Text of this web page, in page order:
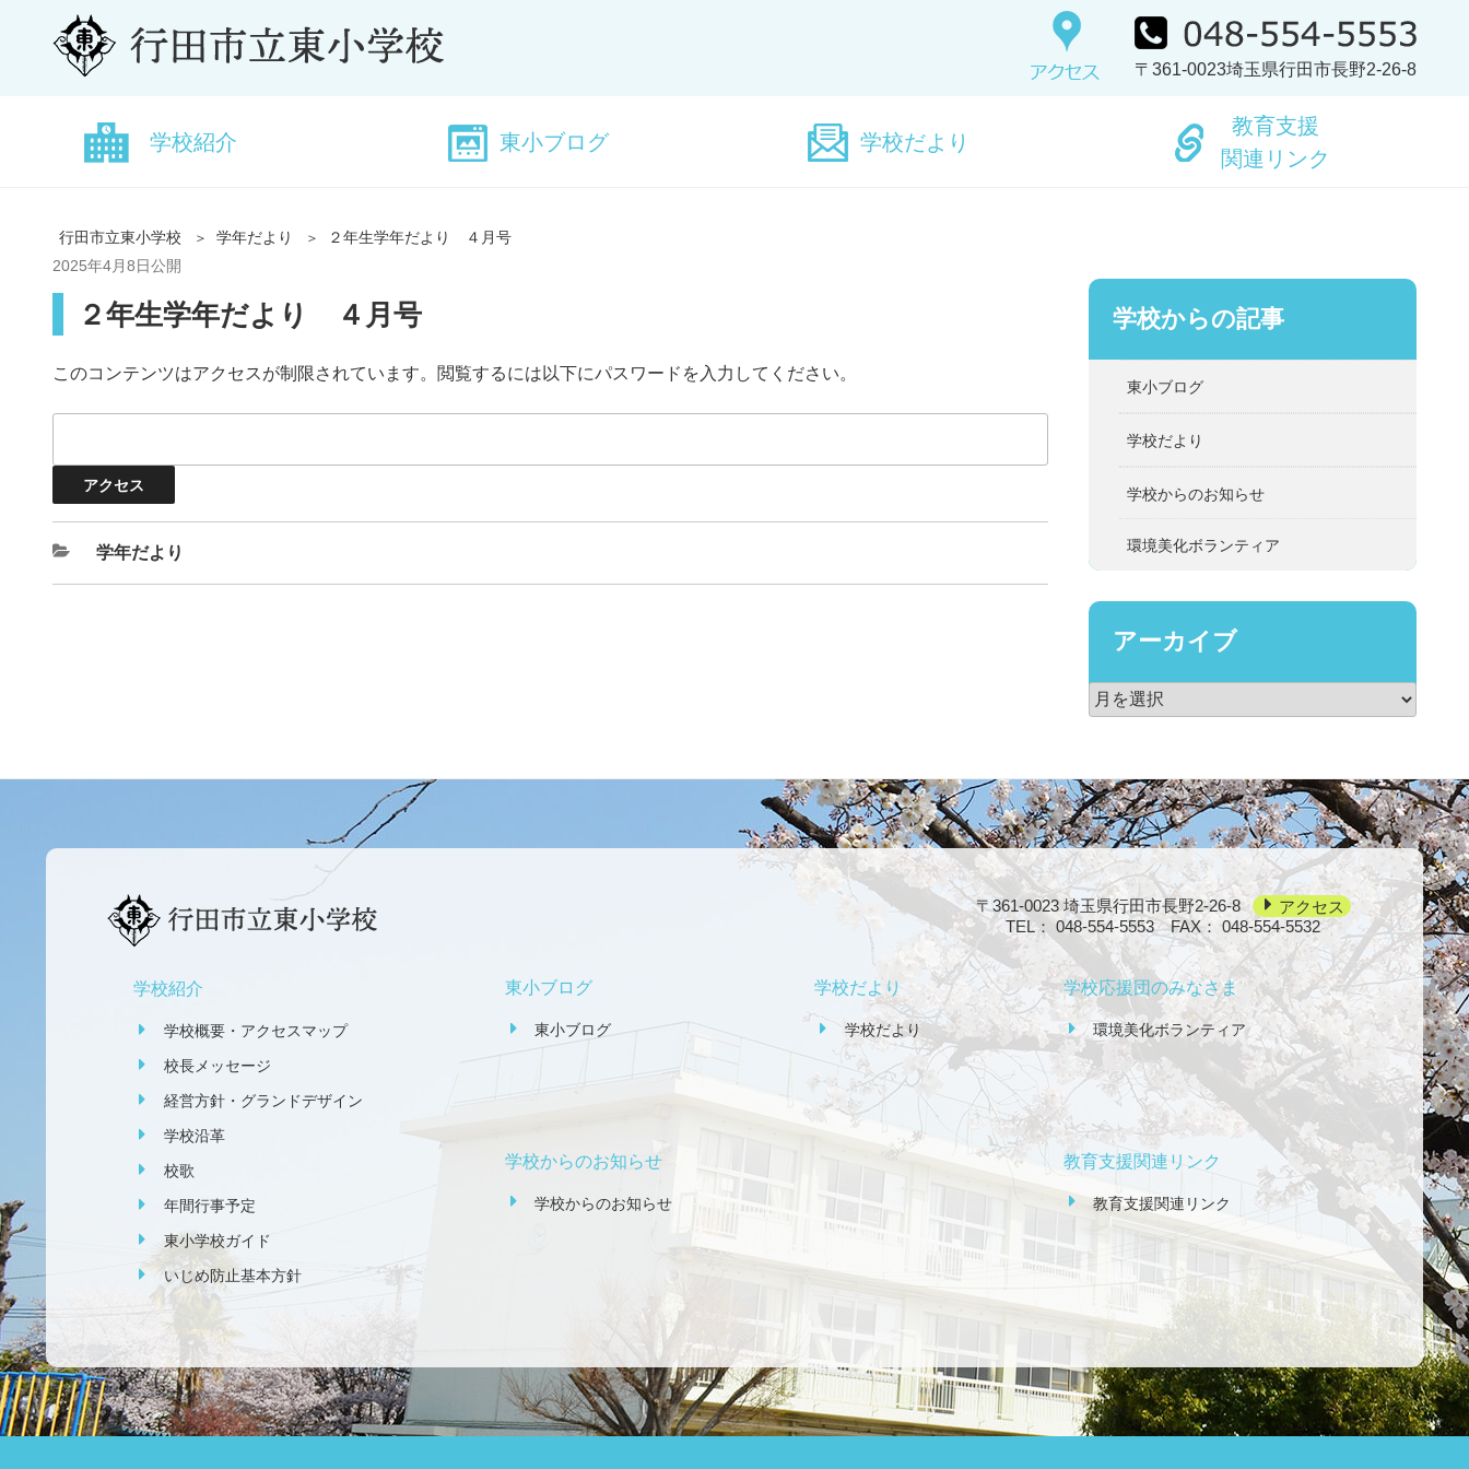
〒361-0023埼玉県行田市長野2-26-8
学校紹介 東小ブログ 学校だより
教育支援
関連リンク
行田市立東小学校 学年だより
２年生学年だより ４月号
2025年4月8日公開
２年生学年だより ４月号
このコンテンツはアクセスが制限されています。閲覧するには以下にパスワードを入力してください。
学年だより
学校からの記事
東小ブログ
学校だより
学校からのお知らせ
環境美化ボランティア
アーカイブ
学校紹介
学校概要・アクセスマップ
校長メッセージ
経営方針・グランドデザイン
学校沿革
校歌
年間行事予定
東小学校ガイド
いじめ防止基本方針
東小ブログ
東小ブログ
学校だより
学校だより
学校からのお知らせ
学校からのお知らせ
学校応援団のみなさま
環境美化ボランティア
教育支援関連リンク
教育支援関連リンク
〒361-0023埼玉県行田市長野2-26-8
アクセス
TEL：048-554-5553FAX： 048-554-5532